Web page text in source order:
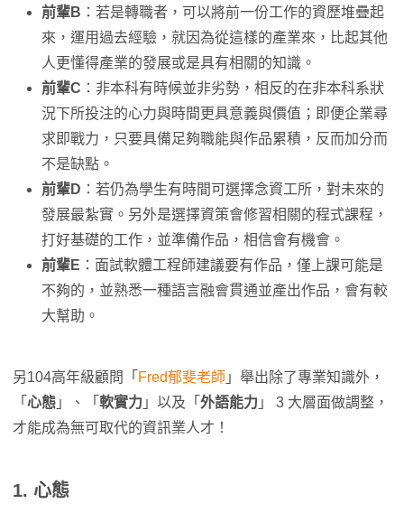
前輩B ：若是轉職者，可以將前一份工作的資歷堆疊起
來，運用過去經驗，就因為從這樣的產業來，比起其他
人更懂得產業的發展或是具有相關的知識。
前輩C ：非本科有時候並非劣勢，相反的在非本科系狀
況下所投注的心力與時間更具意義與價值；即便企業尋
求即戰力，只要具備足夠職能與作品累積，反而加分而
不是缺點。
前輩D ：若仍為學生有時間可選擇念資工所，對未來的
發展最紮實。另外是選擇資策會修習相關的程式課程，
打好基礎的工作，並準備作品，相信會有機會。
前輩E ：面試軟體工程師建議要有作品，僅上課可能是
不夠的，並熟悉一種語言融會貫通並產出作品，會有較
大幫助。
另104高年級顧問「 Fred郁斐老師 」舉出除了專業知識外，
「 心態 」、「 軟實力 」以及「 外語能力 」 3 大層面做調整，
才能成為無可取代的資訊業人才！
1. 心態